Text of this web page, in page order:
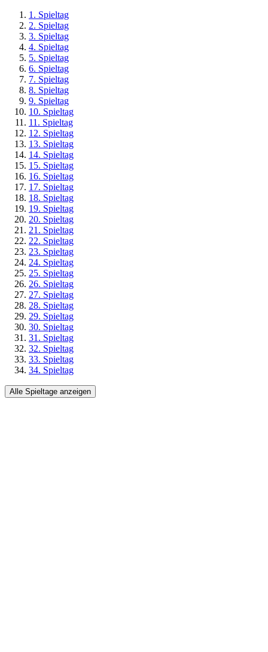
1. Spieltag
2. Spieltag
3. Spieltag
4. Spieltag
5. Spieltag
6. Spieltag
7. Spieltag
8. Spieltag
9. Spieltag
10. Spieltag
11. Spieltag
12. Spieltag
13. Spieltag
14. Spieltag
15. Spieltag
16. Spieltag
17. Spieltag
18. Spieltag
19. Spieltag
20. Spieltag
21. Spieltag
22. Spieltag
23. Spieltag
24. Spieltag
25. Spieltag
26. Spieltag
27. Spieltag
28. Spieltag
29. Spieltag
30. Spieltag
31. Spieltag
32. Spieltag
33. Spieltag
34. Spieltag
Alle Spieltage anzeigen